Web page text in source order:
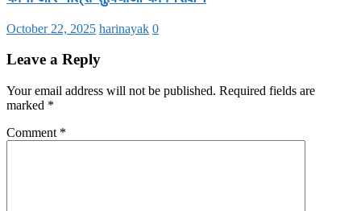
October 22, 2025 harinayak 0
Leave a Reply
Your email address will not be published. Required fields are
marked *
Comment *